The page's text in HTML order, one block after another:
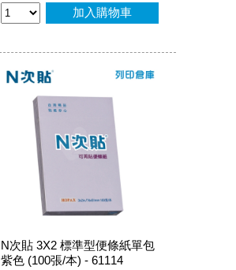
加入購物車
N次貼 3X2 標準型便條紙單包
紫色 (100張/本) - 61114